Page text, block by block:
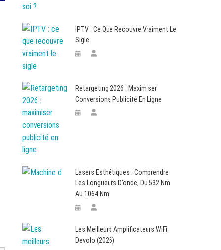
IPTV : Ce Que Recouvre Vraiment Le
Sigle
Retargeting 2026 : Maximiser
Conversions Publicité En Ligne
Lasers Esthétiques : Comprendre
Les Longueurs D’onde, Du 532 Nm
Au 1064 Nm
Les Meilleurs Amplificateurs WiFi
Devolo (2026)